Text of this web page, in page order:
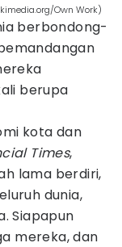
Own Work)
berbondong-
berupa
kota dan
Times,
lama berdiri,
dunia,
Siapapun
mereka, dan